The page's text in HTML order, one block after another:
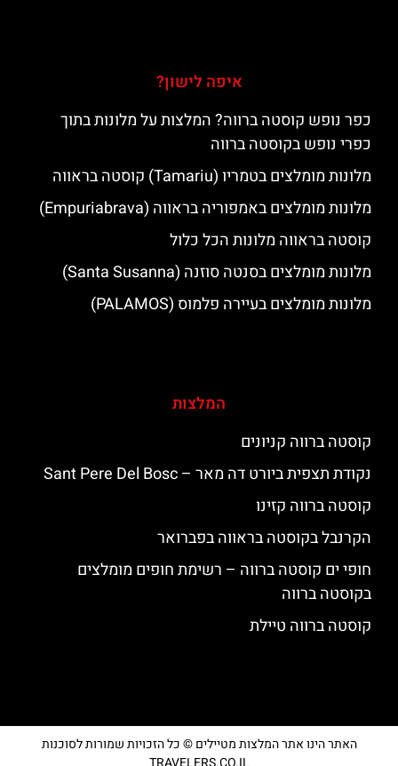
איפה לישון?
כפר נופש קוסטה ברווה? המלצות על מלונות בתוך
כפרי נופש בקוסטה ברווה
מלונות מומלצים בטמריו (Tamariu) קוסטה בראווה
מלונות מומלצים באמפוריה בראווה (Empuriabrava)
קוסטה בראווה מלונות הכל כלול
מלונות מומלצים בסנטה סוזנה (Santa Susanna)
מלונות מומלצים בעיירה פלמוס (PALAMOS)
המלצות
קוסטה ברווה קניונים
נקודת תצפית ביורט דה מאר – Sant Pere Del Bosc
קוסטה ברווה קזינו
הקרנבל בקוסטה בראווה בפברואר
חופי ים קוסטה ברווה – רשימת חופים מומלצים
בקוסטה ברווה
קוסטה ברווה טיילת
האתר הינו אתר המלצות מטיילים © כל הזכויות שמורות לסוכנות